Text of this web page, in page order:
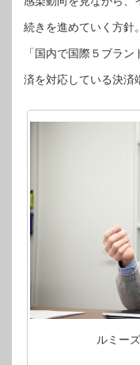
続きを進めていく方針
「国内で国際５ブラ
済を対応している決済
ルミー